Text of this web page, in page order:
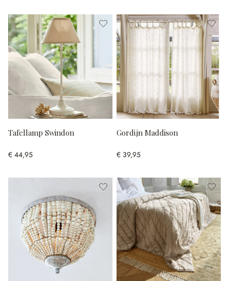
Tafellamp Swindon
€ 44,95
Gordijn Maddison
€ 39,95